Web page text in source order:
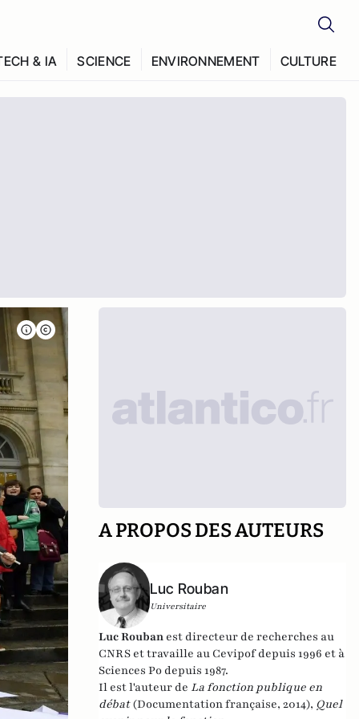
& IA SCIENCE ENVIRONNEMENT CULTURE
A PROPOS DES AUTEURS
Luc Rouban
Universitaire
Luc Rouban est directeur de recherches au
CNRS et travaille au Cevipof depuis 1996 et à
Sciences Po depuis 1987.
Il est l'auteur de La fonction publique en
débat(Documentation française, 2014), Quel